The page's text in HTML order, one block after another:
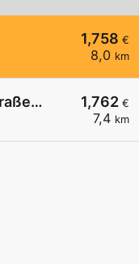
1,758 €
8,0 km
1,762 €
7,4 km
AVANTI - Purgstall Erlauftalstraße 34